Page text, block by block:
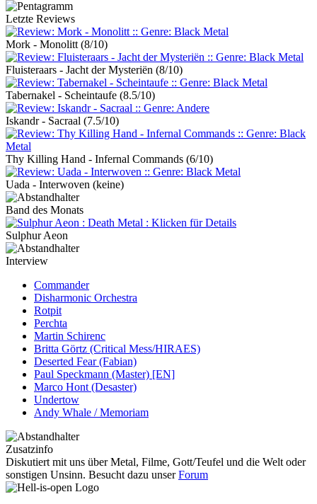
Letzte Reviews
Mork - Monolitt (8/10)
Fluisteraars - Jacht der Mysteriën (8/10)
Tabernakel - Scheintaufe (8.5/10)
Iskandr - Sacraal (7.5/10)
Thy Killing Hand - Infernal Commands (6/10)
Uada - Interwoven (keine)
Band des Monats
Sulphur Aeon
Interview
Commander
Disharmonic Orchestra
Rotpit
Perchta
Martin Schirenc
Britta Görtz (Critical Mess/HIRAES)
Deserted Fear (Fabian)
Paul Speckmann (Master) [EN]
Marco Hont (Desaster)
Undertow
Andy Whale / Memoriam
Zusatzinfo
Diskutiert mit uns über Metal, Filme, Gott/Teufel und die Welt oder
sonstigen Unsinn. Besucht dazu unserForum